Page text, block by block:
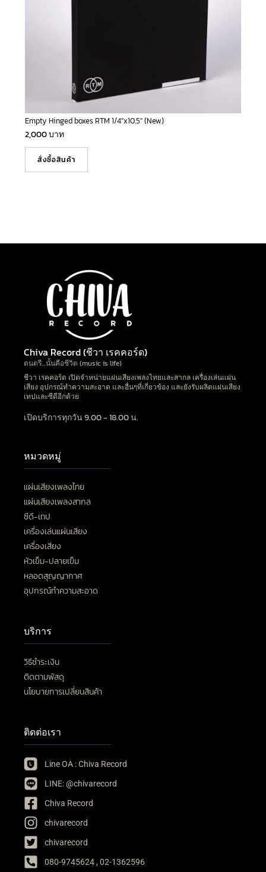
Empty Hinged boxes RTM 1/4″x10.5″ (New)
2,000บาท
สั่งซื้อสินค้า
Chiva Record (ชีวา เรคคอร์ด)
ดนตรี…นั้นคือชีวิต (music is life)
ชีวา เรคคอร์ด เปิดจำหน่ายแผ่นเสียงเพลงไทยและสากล เครื่องเล่นแผ่น
เสียง อุปกรณ์ทำความสะอาด และอื่นๆที่เกี่ยวข้อง และยังรับผลิตแผ่นเสียง
เทปและซีดีอีกด้วย
เปิดบริการทุกวัน 9.00 - 18.00 น.
หมวดหมู่
แผ่นเสียงเพลงไทย
แผ่นเสียงเพลงสากล
ซีดี-เทป
เครื่องเล่นแผ่นเสียง
เครื่องเสียง
หัวเข็ม-ปลายเข็ม
หลอดสุญญากาศ
อุปกรณ์ทำความสะอาด
บริการ
วิธีชำระเงิน
ติดตามพัสดุ
นโยบายการเปลี่ยนสินค้า
ติดต่อเรา
Line OA : Chiva Record
LINE: @chivarecord
Chiva Record
chivarecord
chivarecord
080-9745624 , 02-1362596